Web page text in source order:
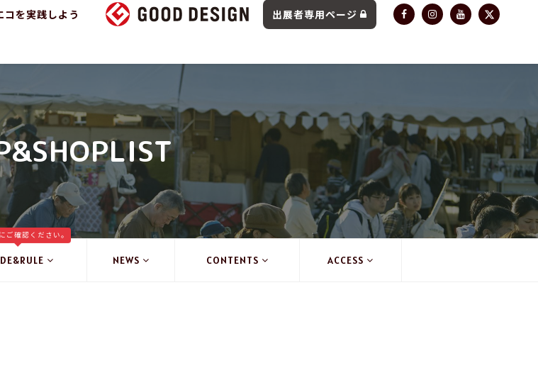
を実践しよう 出展者専用ページ
ご確認ください。
NEWS CONTENTS ACCESS